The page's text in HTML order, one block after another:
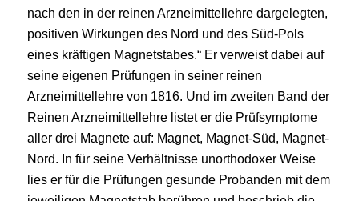
nach den in der reinen Arzneimittellehre dargelegten,
positiven Wirkungen des Nord und des Süd-Pols
eines kräftigen Magnetstabes.“ Er verweist dabei auf
seine eigenen Prüfungen in seiner reinen
Arzneimittellehre von 1816. Und im zweiten Band der
Reinen Arzneimittellehre listet er die Prüfsymptome
aller drei Magnete auf: Magnet, Magnet-Süd, Magnet-
Nord. In für seine Verhältnisse unorthodoxer Weise
lies er für die Prüfungen gesunde Probanden mit dem